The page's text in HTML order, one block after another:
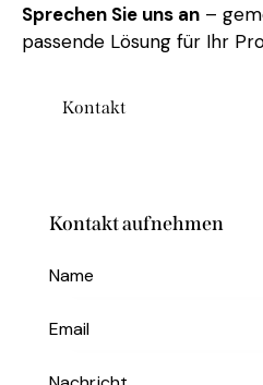
Sprechen Sie uns an –
passende Lösung für Ihr
Kontakt
Kontakt aufnehmen